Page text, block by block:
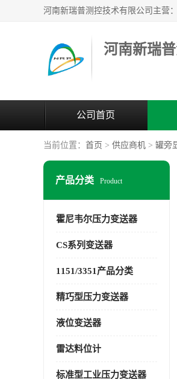
河南新瑞
公司首页
当前位置： 首页 > 供应商机 > 罐旁
产品分类 Product
霍尼韦尔压力变送器
CS系列变送器
1151/3351产品分类
精巧型压力变送器
液位变送器
雷达料位计
标准型工业压力变送器